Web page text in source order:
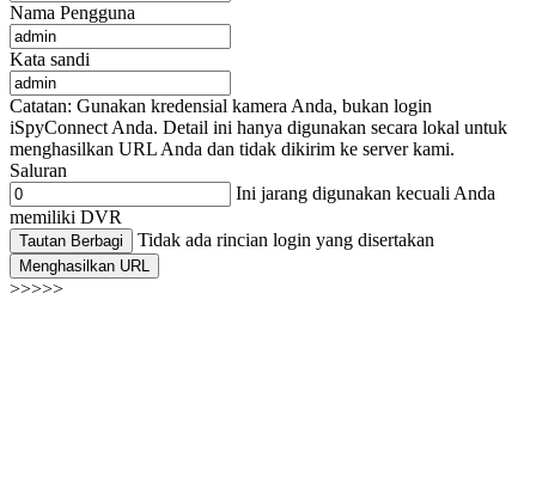
Nama Pengguna
Kata sandi
Catatan: Gunakan kredensial kamera Anda, bukan login
iSpyConnect Anda. Detail ini hanya digunakan secara lokal untuk
menghasilkan URL Anda dan tidak dikirim ke server kami.
Saluran
Ini jarang digunakan kecuali Anda
memiliki DVR
Tautan Berbagi Tidak ada rincian login yang disertakan
Menghasilkan URL
>>>>>